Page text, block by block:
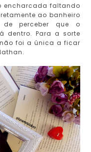
encharcada faltando
ao banheiro
perceber que o
dentro. Para a sorte
foi a única a ficar